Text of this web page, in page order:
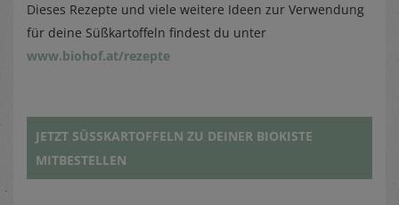
Dieses Rezepte und viele weitere Ideen zur Verwendung
für deine Süßkartoffeln findest du unter
www.biohof.at/rezepte
JETZT SÜSSKARTOFFELN ZU DEINER BIOKISTE M
ITBESTELLEN